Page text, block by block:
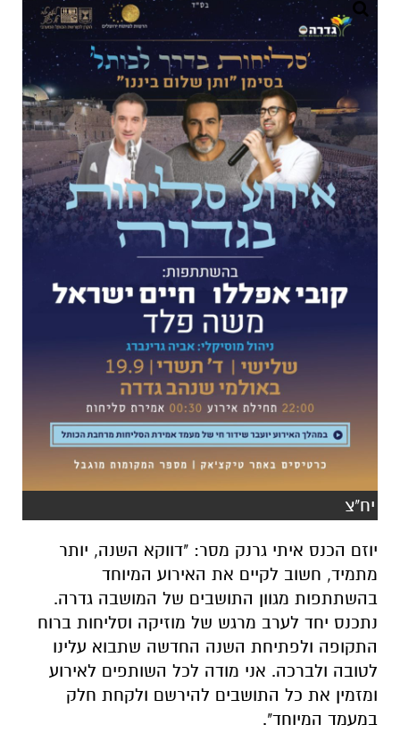
יח"צ
יוזם הכנס איתי גרנק מסר: "דווקא השנה, יותר
מתמיד, חשוב לקיים את האירוע המיוחד
בהשתתפות מגוון התושבים של המושבה גדרה.
נתכנס יחד לערב מרגש של מוזיקה וסליחות ברוח
התקופה ולפתיחת השנה החדשה שתבוא עלינו
לטובה ולברכה. אני מודה לכל השותפים לאירוע
ומזמין את כל התושבים להירשם ולקחת חלק
במעמד המיוחד".